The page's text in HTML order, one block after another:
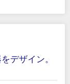
デザイン。